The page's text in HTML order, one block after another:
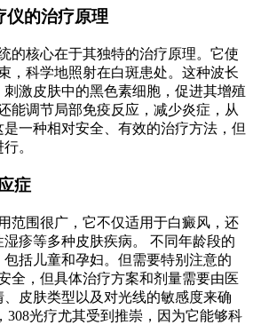
仪的治疗原理
的核心在于其独特的治疗原理。它使
，科学地照射在白斑患处。这种波长
激皮肤中的黑色素细胞，促进其增殖
能调节局部免疫反应，减少炎症，从
一种相对安全、有效的治疗方法，但
。
症
范围很广，它不仅适用于白癜风，还
疹等多种皮肤疾病。 不同年龄段的
括儿童和孕妇。但需要特别注意的
全，但具体治疗方案和剂量需要由医
皮肤类型以及对光线的敏感度来确
308光疗尤其受到推崇，因为它能够科